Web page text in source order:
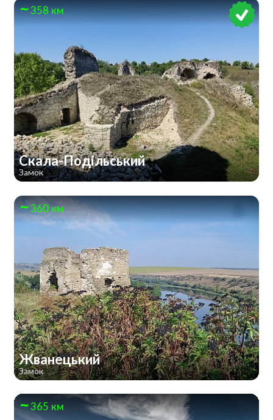
358 км
Скала-Подільський
Замок
360 км
Жванецький
Замок
365 км